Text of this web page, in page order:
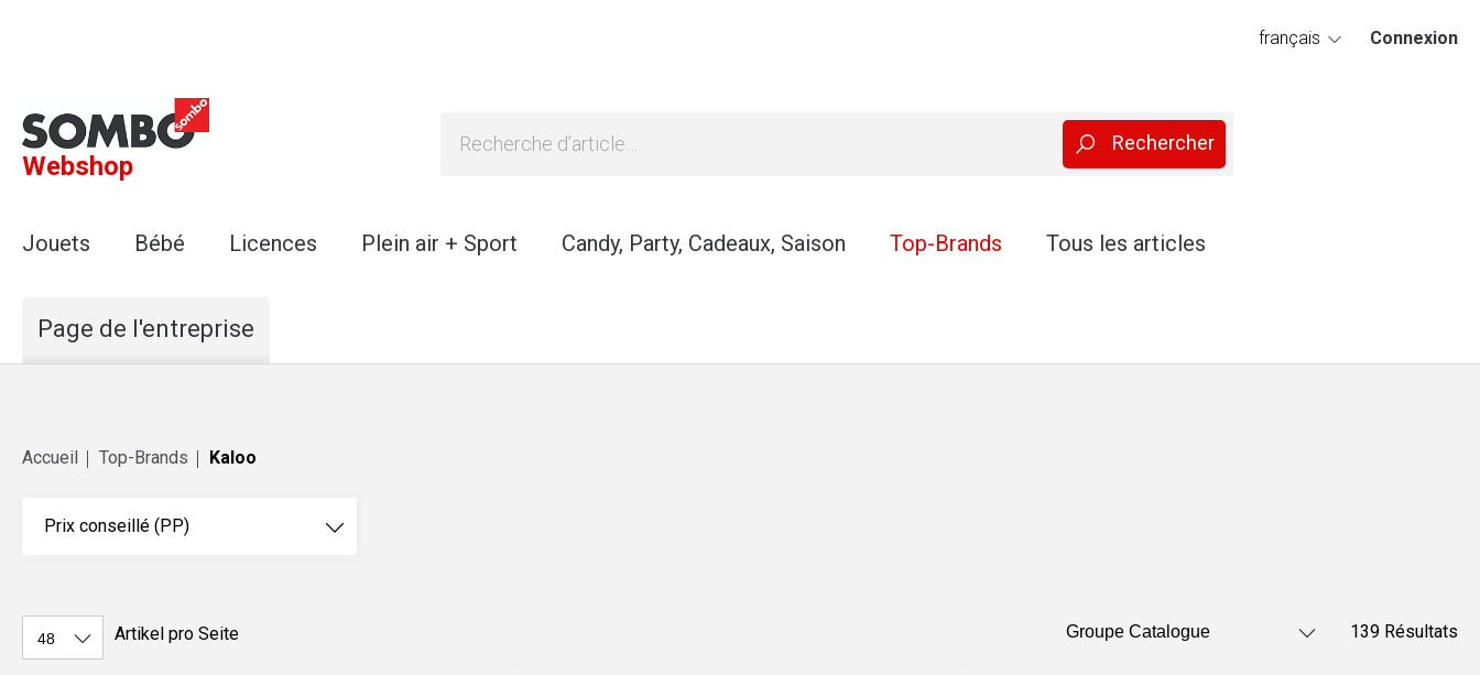
français
Connexion
Webshop
Jouets Bébé Licences Plein air + Sport Candy, Party, Cadeaux, Saison Top-Brands Tous les articles
Page de l'entreprise
Accueil Top-Brands Kaloo
Prix conseillé (PP)
Artikel pro Seite 139 Résultats